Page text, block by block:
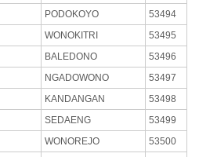
PODOKOYO
53494
WONOKITRI
53495
BALEDONO
53496
NGADOWONO
53497
KANDANGAN
53498
SEDAENG
53499
WONOREJO
53500